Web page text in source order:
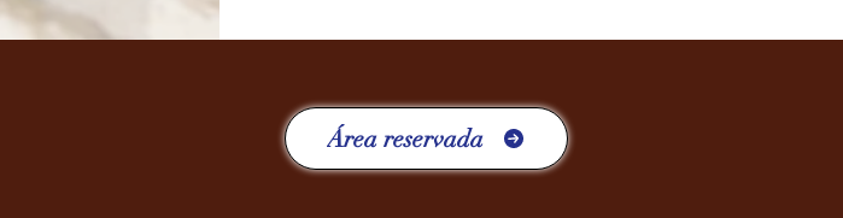
Área reservada